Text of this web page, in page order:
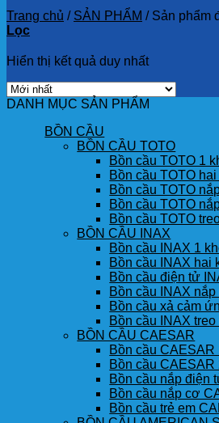
Trang chủ / SẢN PHẨM /Sản phẩm
Lọc
Hiển thị kết quả duy nhất
DANH MỤC SẢN PHẨM
BỒN CẦU
BỒN CẦU TOTO
Bồn cầu TOTO 1
Bồn cầu TOTO
Bồn cầu TOTO
Bồn cầu TOTO
Bồn cầu TOTO
BỒN CẦU INAX
Bồn cầu INAX 1
Bồn cầu INAX hai
Bồn cầu điện tử
Bồn cầu INAX
Bồn cầu xả cảm
Bồn cầu INAX
BỒN CẦU CAESAR
Bồn cầu CAESAR
Bồn cầu CAESAR
Bồn cầu nắp điện
Bồn cầu nắp cơ
Bồn cầu trẻ em